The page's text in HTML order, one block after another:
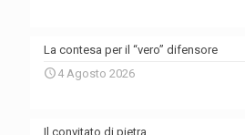
La contesa per il “vero” difensore
4 Agosto 2026
Il convitato di pietra